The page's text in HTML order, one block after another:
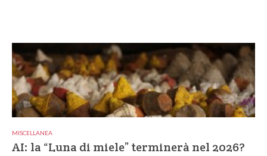
MISCELLANEA
AI: la “Luna di miele” terminerà nel 2026?